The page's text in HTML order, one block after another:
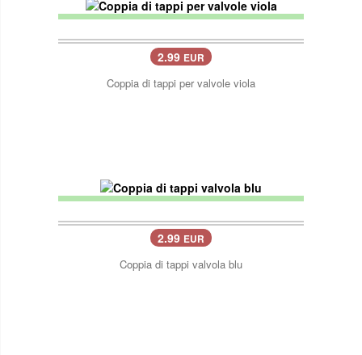
2.99 EUR
Coppia di tappi per valvole viola
2.99 EUR
Coppia di tappi valvola blu